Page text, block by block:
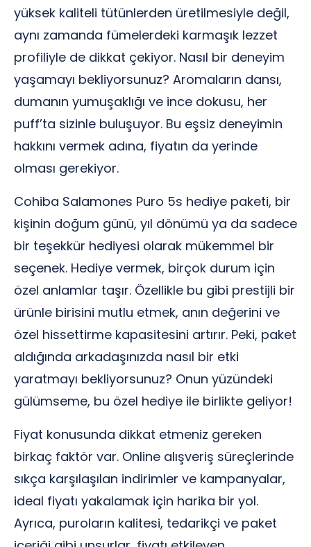
yüksek kaliteli tütünlerden üretilmesiyle değil,
aynı zamanda fümelerdeki karmaşık lezzet
profiliyle de dikkat çekiyor. Nasıl bir deneyim
yaşamayı bekliyorsunuz? Aromaların dansı,
dumanın yumuşaklığı ve ince dokusu, her
puff’ta sizinle buluşuyor. Bu eşsiz deneyimin
hakkını vermek adına, fiyatın da yerinde
olması gerekiyor.
Cohiba Salamones Puro 5s hediye paketi, bir
kişinin doğum günü, yıl dönümü ya da sadece
bir teşekkür hediyesi olarak mükemmel bir
seçenek. Hediye vermek, birçok durum için
özel anlamlar taşır. Özellikle bu gibi prestijli bir
ürünle birisini mutlu etmek, anın değerini ve
özel hissettirme kapasitesini artırır. Peki, paket
aldığında arkadaşınızda nasıl bir etki
yaratmayı bekliyorsunuz? Onun yüzündeki
gülümseme, bu özel hediye ile birlikte geliyor!
Fiyat konusunda dikkat etmeniz gereken
birkaç faktör var. Online alışveriş süreçlerinde
sıkça karşılaşılan indirimler ve kampanyalar,
ideal fiyatı yakalamak için harika bir yol.
Ayrıca, puroların kalitesi, tedarikçi ve paket